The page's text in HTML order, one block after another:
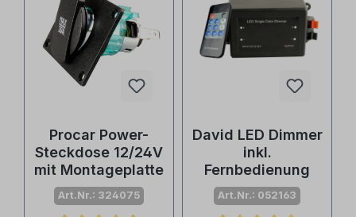
Procar Power-
Steckdose 12/24V
mit Montageplatte
Art.Nr.: 324075
David LED Dimmer
inkl.
Fernbedienung
Art.Nr.: 052163